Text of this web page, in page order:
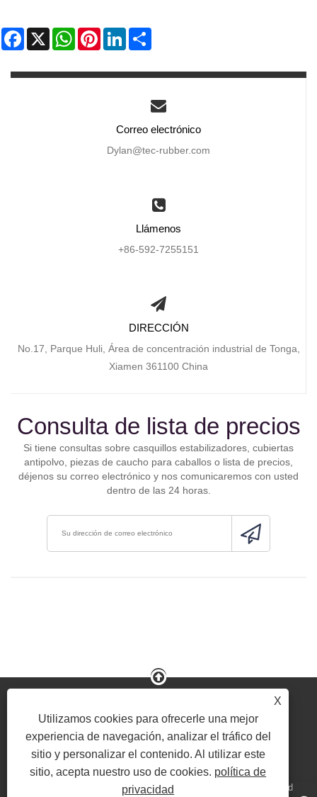
Facebook WhatsAppPinterest LinkedIn
X
Utilizamos cookies para ofrecerle una mejor
experiencia de navegación, analizar el tráfico del
sitio y personalizar el contenido. Al utilizar este
sitio, acepta nuestro uso de cookies. política de
privacidad
Correo electrónico
Dylan@tec-rubber.com
Llámenos
+86-592-7255151
DIRECCIÓN
No.17, Parque Huli, Área de concentración industrial de Tonga,
Xiamen 361100 China
Consulta de lista de precios
Si tiene consultas sobre casquillos estabilizadores, cubiertas
antipolvo, piezas de caucho para caballos o lista de precios,
déjenos su correo electrónico y nos comunicaremos con usted
dentro de las 24 horas.
Link Sitemap RSS Xml política de privacidad
Copyright © 2020-2022 Xiamen Liangju Rubber Technology Co., Ltd. -